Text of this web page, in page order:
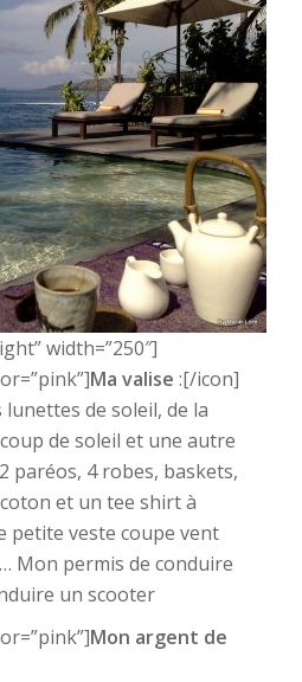
width=”250″]
Ma valise :[/icon]
de soleil, de la
de soleil et une autre
paréos, 4 robes, baskets,
et un tee shirt à
petite veste coupe vent
Mon permis de conduire
un scooter
Mon argent de